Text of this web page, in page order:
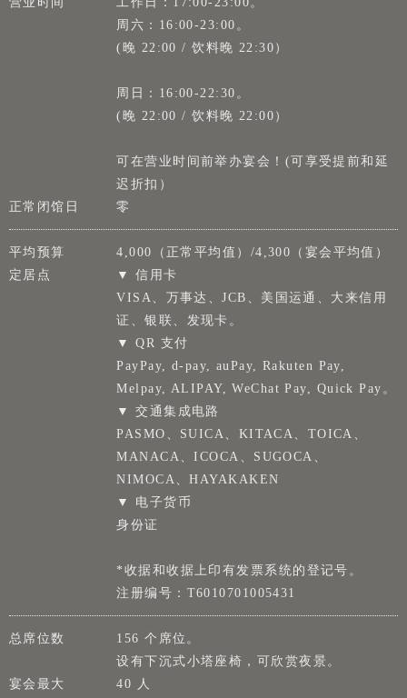
周六：16:00-23:00。
(晚 22:00 / 饮料晚 22:30）
周日：16:00-22:30。
(晚 22:00 / 饮料晚 22:00）
可在营业时间前举办宴会！(可享受提前和延
迟折扣）
正常闭馆日
零
平均预算
4,000（正常平均值）/4,300（宴会平均值）
定居点
▼ 信用卡
VISA、万事达、JCB、美国运通、大来信用
证、银联、发现卡。
▼ QR 支付
PayPay, d-pay, auPay, Rakuten Pay,
Melpay, ALIPAY, WeChat Pay, Quick Pay。
▼ 交通集成电路
PASMO、SUICA、KITACA、TOICA、
MANACA、ICOCA、SUGOCA、
NIMOCA、HAYAKAKEN
▼ 电子货币
身份证
*收据和收据上印有发票系统的登记号。
注册编号：T6010701005431
总席位数
156 个席位。
设有下沉式小塔座椅，可欣赏夜景。
宴会最大
40 人